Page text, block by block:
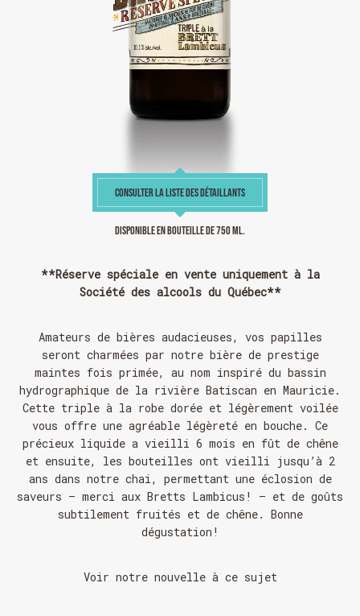
**Réserve spéciale en vente uniquement à la
Société des alcools du Québec**
Amateurs de bières audacieuses, vos papilles
seront charmées par notre bière de prestige
maintes fois primée, au nom inspiré du bassin
hydrographique de la rivière Batiscan en Mauricie.
Cette triple à la robe dorée et légèrement voilée
vous offre une agréable légèreté en bouche. Ce
précieux liquide a vieilli 6 mois en fût de chêne
et ensuite, les bouteilles ont vieilli jusqu’à 2
ans dans notre chai, permettant une éclosion de
saveurs – merci aux Bretts Lambicus! – et de goûts
subtilement fruités et de chêne. Bonne
dégustation!
Voir notre nouvelle à ce sujet
CONSULTER LA LISTE DES DÉTAILLANTS
Disponible en bouteille de 750 ml.